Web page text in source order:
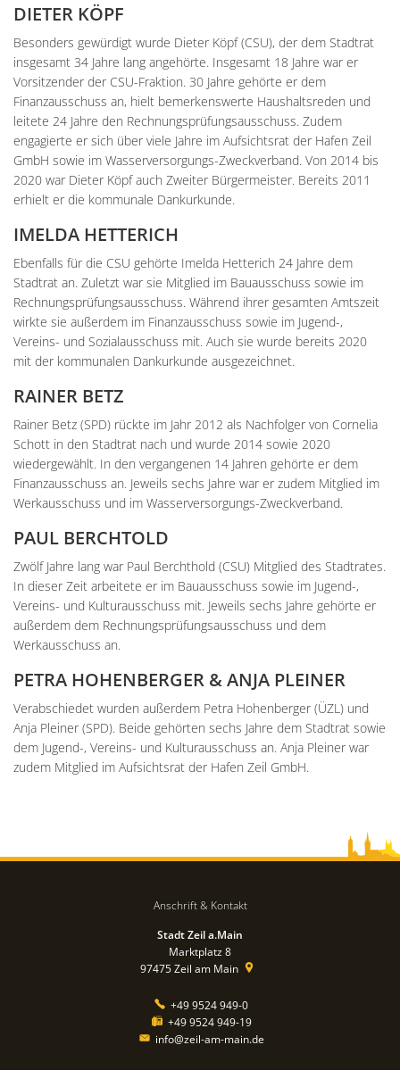
DIETER KÖPF
Besonders gewürdigt wurde Dieter Köpf (CSU), der dem Stadtrat
insgesamt 34 Jahre lang angehörte. Insgesamt 18 Jahre war er
Vorsitzender der CSU-Fraktion. 30 Jahre gehörte er dem
Finanzausschuss an, hielt bemerkenswerte Haushaltsreden und
leitete 24 Jahre den Rechnungsprüfungsausschuss. Zudem
engagierte er sich über viele Jahre im Aufsichtsrat der Hafen Zeil
GmbH sowie im Wasserversorgungs-Zweckverband. Von 2014 bis
2020 war Dieter Köpf auch Zweiter Bürgermeister. Bereits 2011
erhielt er die kommunale Dankurkunde.
IMELDA HETTERICH
Ebenfalls für die CSU gehörte Imelda Hetterich 24 Jahre dem
Stadtrat an. Zuletzt war sie Mitglied im Bauausschuss sowie im
Rechnungsprüfungsausschuss. Während ihrer gesamten Amtszeit
wirkte sie außerdem im Finanzausschuss sowie im Jugend-,
Vereins- und Sozialausschuss mit. Auch sie wurde bereits 2020
mit der kommunalen Dankurkunde ausgezeichnet.
RAINER BETZ
Rainer Betz (SPD) rückte im Jahr 2012 als Nachfolger von Cornelia
Schott in den Stadtrat nach und wurde 2014 sowie 2020
wiedergewählt. In den vergangenen 14 Jahren gehörte er dem
Finanzausschuss an. Jeweils sechs Jahre war er zudem Mitglied im
Werkausschuss und im Wasserversorgungs-Zweckverband.
PAUL BERCHTOLD
Zwölf Jahre lang war Paul Berchthold (CSU) Mitglied des Stadtrates.
In dieser Zeit arbeitete er im Bauausschuss sowie im Jugend-,
Vereins- und Kulturausschuss mit. Jeweils sechs Jahre gehörte er
außerdem dem Rechnungsprüfungsausschuss und dem
Werkausschuss an.
PETRA HOHENBERGER & ANJA PLEINER
Verabschiedet wurden außerdem Petra Hohenberger (ÜZL) und
Anja Pleiner (SPD). Beide gehörten sechs Jahre dem Stadtrat sowie
dem Jugend-, Vereins- und Kulturausschuss an. Anja Pleiner war
zudem Mitglied im Aufsichtsrat der Hafen Zeil GmbH.
Anschrift & Kontakt
Stadt Zeil a.Main
Marktplatz 8
97475Zeil am Main
+49 9524 949-0
+49 9524 949-19
info@zeil-am-main.de